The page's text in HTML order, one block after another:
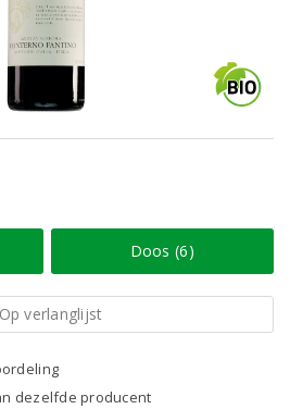
Doos (6)
Op verlanglijst
dezelfde producent